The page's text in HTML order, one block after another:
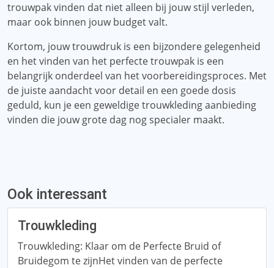
trouwpak vinden dat niet alleen bij jouw stijl verleden,
maar ook binnen jouw budget valt.
Kortom, jouw trouwdruk is een bijzondere gelegenheid
en het vinden van het perfecte trouwpak is een
belangrijk onderdeel van het voorbereidingsproces. Met
de juiste aandacht voor detail en een goede dosis
geduld, kun je een geweldige trouwkleding aanbieding
vinden die jouw grote dag nog specialer maakt.
Ook interessant
Trouwkleding
Trouwkleding: Klaar om de Perfecte Bruid of
Bruidegom te zijnHet vinden van de perfecte